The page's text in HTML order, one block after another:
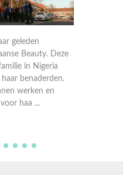
geleden
Beauty. Deze
in Nigeria
benaderden.
werken en
haa ...